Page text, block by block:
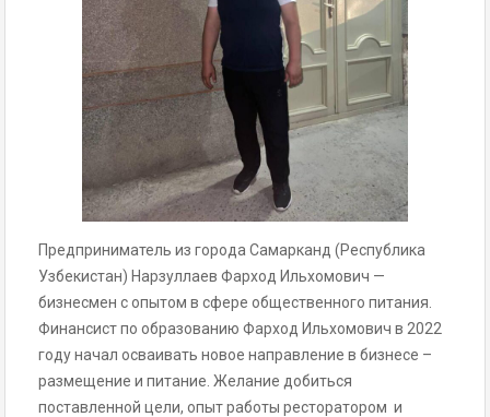
Предприниматель из города Самарканд (Республика
Узбекистан) Нарзуллаев Фарход Ильхомович —
бизнесмен с опытом в сфере общественного питания.
Финансист по образованию Фарход Ильхомович в 2022
году начал осваивать новое направление в бизнесе –
размещение и питание. Желание добиться
поставленной цели, опыт работы ресторатором и